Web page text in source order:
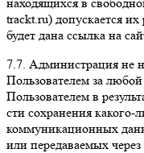
trackt.ru) допускается
будет дана ссылка на
7.7. Администрация не
Пользователем за
Пользователем в
сти сохранения
коммуникационных
или передаваемых через